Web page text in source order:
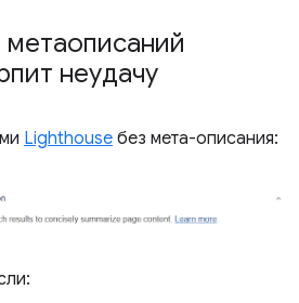
неудачу
Lighthouse без мета-описания: